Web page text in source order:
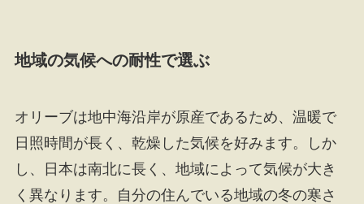
地域の気候への耐性で選ぶ
オリーブは地中海沿岸が原産であるため、温暖で
日照時間が長く、乾燥した気候を好みます。しか
し、日本は南北に長く、地域によって気候が大き
く異なります。自分の住んでいる地域の冬の寒さ